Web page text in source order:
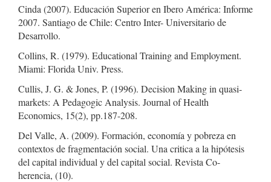
Cinda (2007). Educación Superior en Ibero América: Informe
2007. Santiago de Chile: Centro Inter- Universitario de
Desarrollo.
Collins, R. (1979). Educational Training and Employment.
Miami: Florida Univ. Press.
Cullis, J. G. & Jones, P. (1996). Decision Making in quasi-
markets: A Pedagogic Analysis. Journal of Health
Economics, 15(2), pp.187-208.
Del Valle, A. (2009). Formación, economía y pobreza en
contextos de fragmentación social. Una critica a la hipótesis
del capital individual y del capital social. Revista Co-
herencia, (10).